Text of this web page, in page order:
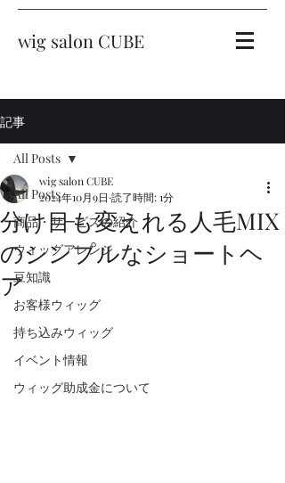
wig salon CUBE
記事
All Posts
商品・サービスの紹介
ウィッグアレンジ
豆知識
お客様ウィッグ
持ち込みウィッグ
イベント情報
ウィッグ助成金について
All Posts
分け目も変えれる人毛MIX
のシンプルなショートヘ
ア
wig salon CUBE
2024年10月9日 読了時間: 1分